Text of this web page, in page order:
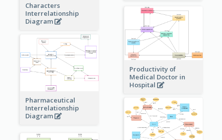
Characters
Interrelationship
Diagram
Productivity of
Medical Doctor in
Hospital
Pharmaceutical
Interrelationship
Diagram